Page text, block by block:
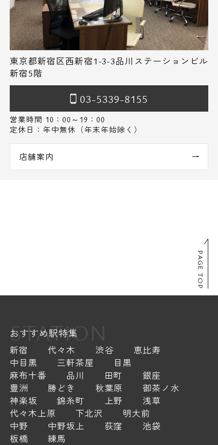
東京都新宿区西新宿1-3-3品川ステーションビル
新宿5階
03-5339-8155
営業時間 10：00～19：00
定休日：年中無休（年末年始除く）
店舗案内
PAGE TOP
STATION
おすすめ駅特集
新宿 代々木 渋谷
恵比寿
中目黒
三軒茶屋
目黒
麻布十番
品川 田町
銀座
豊洲
勝どき 秋葉原
御茶ノ水
神楽坂
錦糸町 上野
浅草
代々木上原
下北沢
明大前
中野
中野坂上 荻窪
池袋
板橋
練馬